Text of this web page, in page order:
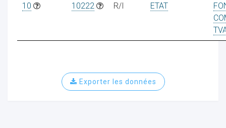
10 10222 R/I ETAT
Exporter les données